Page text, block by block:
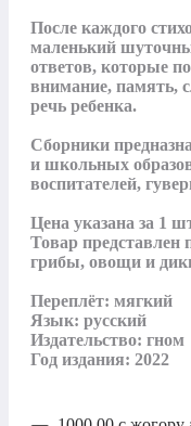
После каждого
маленький
ответов, которые
внимание, память,
речь ребенка.
Сборники
и школьных
воспитателей,
Цена указана за 1
Товар
грибы, овощи и
Переплёт: мягкий
Язык: русский
Издательство: гном
Год издания: 2022